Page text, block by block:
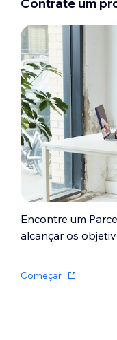
Encontre um
alcançar os
Começar